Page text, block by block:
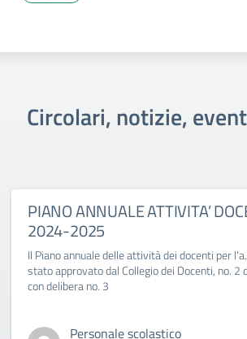
Circolari, notizie,
PIANO ANNUALE ATTIVITA’
2024-2025
Il Piano annuale delle attività dei docenti per
stato approvato dal Collegio dei Docenti, no.
con delibera no. 3
Personale scolastico